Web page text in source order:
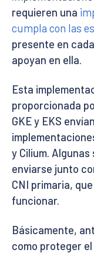
requieren una
cumpla con las
presente en
apoyan en ella.
Esta
proporcionada
GKE y EKS
y Cilium.
enviarse junto
CNI primaria,
funcionar.
Básicamente,
como proteger